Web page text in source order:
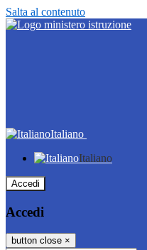
Salta al contenuto
Italiano
Italiano
Accedi
Accedi
button close ×